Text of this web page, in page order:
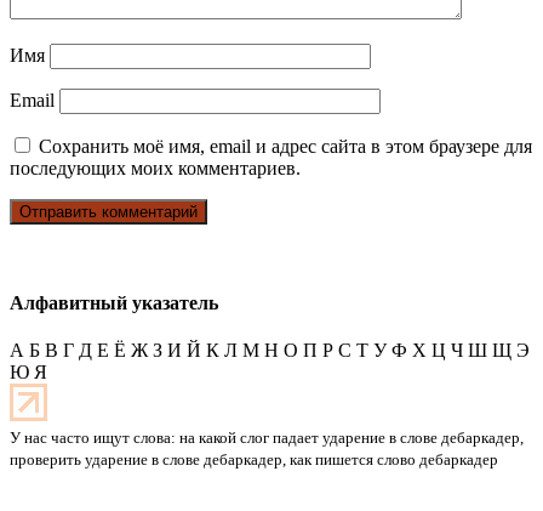
Имя
Email
Сохранить моё имя, email и адрес сайта в этом браузере для
последующих моих комментариев.
Алфавитный указатель
А Б В Г Д Е Ё Ж З И Й К Л М Н О П Р С Т У Ф Х Ц Ч Ш Щ Э
Ю Я
У нас часто ищут слова: на какой слог падает ударение в слове дебаркадер,
проверить ударение в слове дебаркадер, как пишется слово дебаркадер